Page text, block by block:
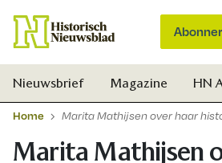
Nieuwsbrief Magazine HN
Home Marita Mathijsen over haar
Marita Mathijsen